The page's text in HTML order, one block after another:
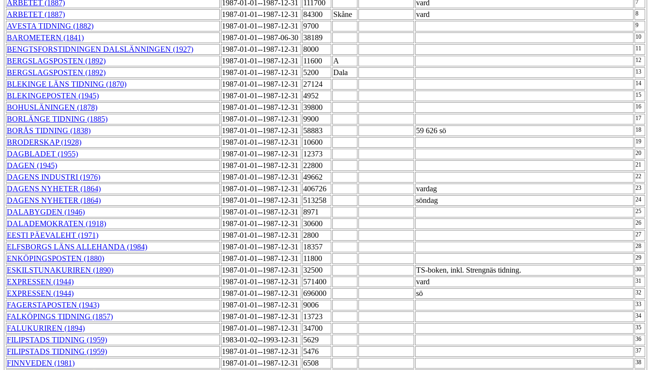
ARBETET (1887) 1987-01-01--1987-12-31 111700 vard 7
ARBETET (1887) 1987-01-01--1987-12-31 84300 Skåne vard 8
AVESTA TIDNING (1882) 1987-01-01--1987-12-31 9700 9
BAROMETERN (1841) 1987-01-01--1987-06-30 38189 10
BENGTSFORSTIDNINGEN DALSLÄNNINGEN (1927) 1987-01-01--1987-12-31 8000 11
BERGSLAGSPOSTEN (1892) 1987-01-01--1987-12-31 11600 A 12
BERGSLAGSPOSTEN (1892) 1987-01-01--1987-12-31 5200 Dala 13
BLEKINGE LÄNS TIDNING (1870) 1987-01-01--1987-12-31 27124 14
BLEKINGEPOSTEN (1945) 1987-01-01--1987-12-31 4952 15
BOHUSLÄNINGEN (1878) 1987-01-01--1987-12-31 39800 16
BORLÄNGE TIDNING (1885) 1987-01-01--1987-12-31 9900 17
BORÅS TIDNING (1838) 1987-01-01--1987-12-31 58883 59 626 sö 18
BRODERSKAP (1928) 1987-01-01--1987-12-31 10600 19
DAGBLADET (1955) 1987-01-01--1987-12-31 12373 20
DAGEN (1945) 1987-01-01--1987-12-31 22800 21
DAGENS INDUSTRI (1976) 1987-01-01--1987-12-31 49662 22
DAGENS NYHETER (1864) 1987-01-01--1987-12-31 406726 vardag 23
DAGENS NYHETER (1864) 1987-01-01--1987-12-31 513258 söndag 24
DALABYGDEN (1946) 1987-01-01--1987-12-31 8971 25
DALADEMOKRATEN (1918) 1987-01-01--1987-12-31 30600 26
EESTI PÄEVALEHT (1971) 1987-01-01--1987-12-31 2800 27
ELFSBORGS LÄNS ALLEHANDA (1984) 1987-01-01--1987-12-31 18357 28
ENKÖPINGSPOSTEN (1880) 1987-01-01--1987-12-31 11800 29
ESKILSTUNAKURIREN (1890) 1987-01-01--1987-12-31 32500 TS-boken, inkl. Strengnäs tidning. 30
EXPRESSEN (1944) 1987-01-01--1987-12-31 571400 vard 31
EXPRESSEN (1944) 1987-01-01--1987-12-31 696000 sö 32
FAGERSTAPOSTEN (1943) 1987-01-01--1987-12-31 9006 33
FALKÖPINGS TIDNING (1857) 1987-01-01--1987-12-31 13723 34
FALUKURIREN (1894) 1987-01-01--1987-12-31 34700 35
FILIPSTADS TIDNING (1959) 1983-01-02--1993-12-31 5629 36
FILIPSTADS TIDNING (1959) 1987-01-01--1987-12-31 5476 37
FINNVEDEN (1981) 1987-01-01--1987-12-31 6508 38